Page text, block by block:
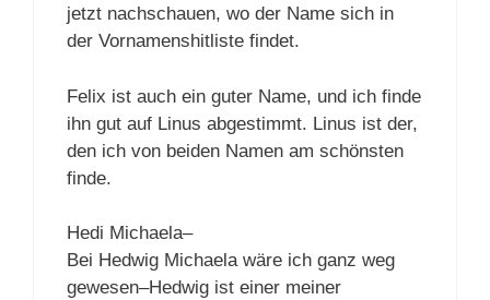
jetzt nachschauen, wo der Name sich in
der Vornamenshitliste findet.
Felix ist auch ein guter Name, und ich finde
ihn gut auf Linus abgestimmt. Linus ist der,
den ich von beiden Namen am schönsten
finde.
Hedi Michaela–
Bei Hedwig Michaela wäre ich ganz weg
gewesen–Hedwig ist einer meiner